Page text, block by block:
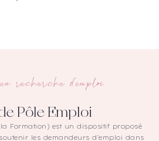
recherche d'emploi
Pôle Emploi
Formation) est un dispositif proposé
les demandeurs d’emploi dans